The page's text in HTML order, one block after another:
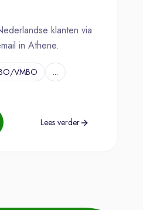
klanten via
in Athene.
VMBO ...
Lees verder